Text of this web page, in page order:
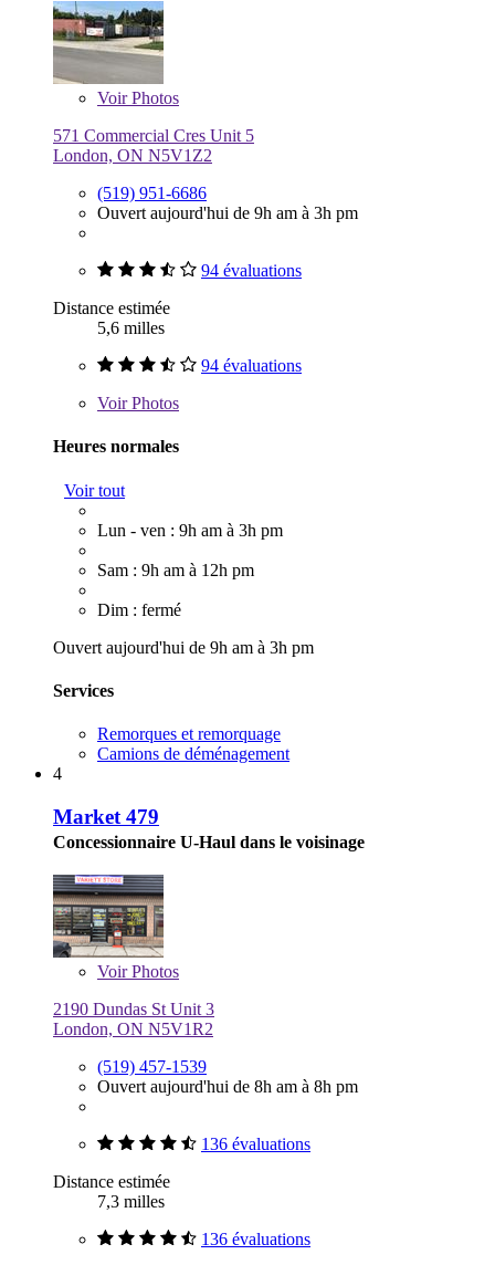
VoirPhotos
571 Commercial Cres Unit 5
London, ON N5V1Z2
(519) 951-6686
Ouvert aujourd'hui de 9h am à 3h pm
94 évaluations
Distance estimée
5,6 milles
94 évaluations
VoirPhotos
Heures normales
Voir tout
Lun - ven : 9h am à 3h pm
Sam : 9h am à 12h pm
Dim : fermé
Ouvert aujourd'hui de 9h am à 3h pm
Services
Remorques et remorquage
Camions de déménagement
4
Market 479
Concessionnaire U-Haul dans le voisinage
VoirPhotos
2190 Dundas St Unit 3
London, ON N5V1R2
(519) 457-1539
Ouvert aujourd'hui de 8h am à 8h pm
136 évaluations
Distance estimée
7,3 milles
136 évaluations